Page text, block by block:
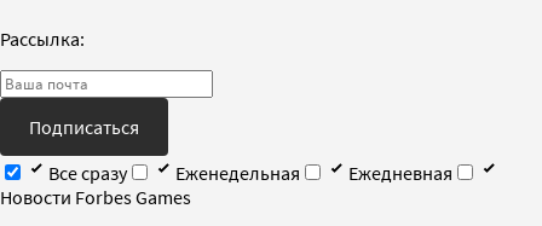
Рассылка:
Подписаться
Все сразу
Еженедельная
Ежедневная
Новости Forbes Games